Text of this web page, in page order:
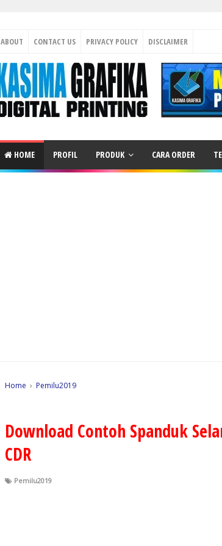
ABOUT CONTACT US PRIVACY POLICY DISCLAIMER
HOME PROFIL PRODUK CARA ORDER
Home › Pemilu2019
Download Contoh Spanduk
CDR
Pemilu2019